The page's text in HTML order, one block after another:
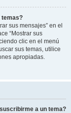
temas?
sus mensajes” en el
“Mostrar sus
clic en el menú
sus temas, utilice
apropiadas.
a un tema?